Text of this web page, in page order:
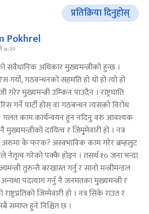
प्रतिक्रिया दिनुहोस्
Pokhrel
७:२०
संवैधानिक अधिकार मुख्यमन्त्रीको हुन्छ ।
गर्यो, गठवन्धनको सहमति हो यो हो त्यो हो
गरेर मुख्यमन्त्री उम्किन पाउदैन । राष्ट्रघाति
गर्ने पार्टी होस् वा गठबन्धन त्यसको विरोध
गलत काम कार्यन्वयन हुन नदिनु वरु आवश्यक
दायित्व र जिमृ्मेवारी हो । नत्र
अरुमा के फरक? अस्वभाविक काम गरेर ब्रम्हलुट
नेतृत्व गरेको पक्कै होइन । तसर्थ १० जना भन्दा
तुरुन्तै बरखास्त गर्नु र सानो मन्त्रीमन्डल
पदत्याग गर्नु नै जनमतका मुख्यमन्त्री र
जिम्मेवारी हो । नत्र सिके राउत र
समाप्त हुने निश्चित छ ।